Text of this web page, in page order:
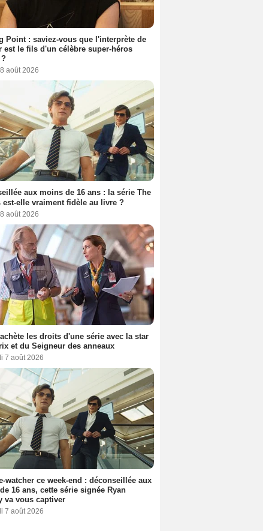
Point : saviez-vous que l'interprète de
est le fils d'un célèbre super-héros
?
août 2026
aux moins de 16 ans : la série The
est-elle vraiment fidèle au livre ?
août 2026
les droits d'une série avec la star
et du Seigneur des anneaux
7 août 2026
watcher ce week-end : déconseillée aux
16 ans, cette série signée Ryan
va vous captiver
7 août 2026